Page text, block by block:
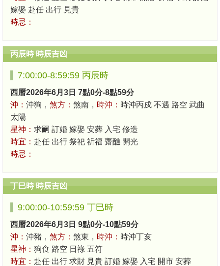
嫁娶 赴任 出行 見貴
時忌：
丙辰時 時辰吉凶
7:00:00-8:59:59 丙辰時
西曆2026年6月3日 7點0分-8點59分
沖： 沖狗， 煞方： 煞南， 時沖： 時沖丙戍 不遇 路空 武曲
太陽
星神： 求嗣 訂婚 嫁娶 安葬 入宅 修造
時宜： 赴任 出行 祭祀 祈福 齋醮 開光
時忌：
丁巳時 時辰吉凶
9:00:00-10:59:59 丁巳時
西曆2026年6月3日 9點0分-10點59分
沖： 沖豬， 煞方： 煞東， 時沖： 時沖丁亥
星神： 狗食 路空 日祿 五符
時宜： 赴任 出行 求財 見貴 訂婚 嫁娶 入宅 開市 安葬